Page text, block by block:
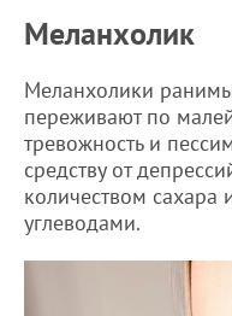
Меланхолик
Меланхолики
переживают по
тревожность и
средству от
количеством
углеводами.